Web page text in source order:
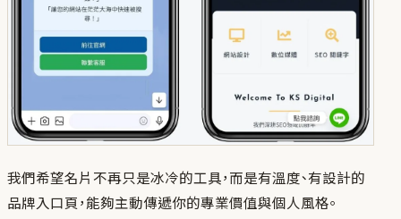
我們希望名片不再只是冰冷的工具，而是有溫度、有設計的
品牌入口頁，能夠主動傳遞你的專業價值與個人風格。